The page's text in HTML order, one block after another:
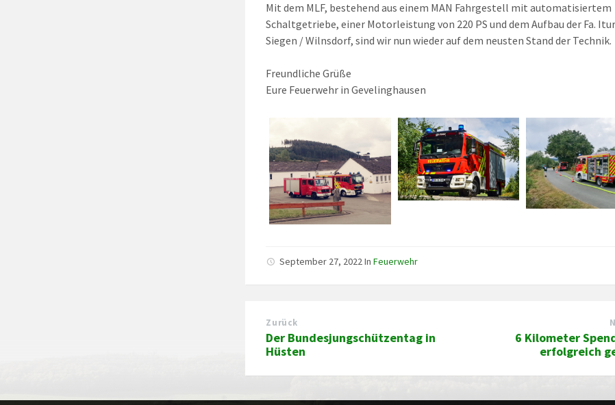
Mit dem MLF, bestehend aus einem MAN Fahrgestell mit automatisiertem
Schaltgetriebe, einer Motorleistung von 220 PS und dem Aufbau der Fa.
Siegen / Wilnsdorf, sind wir nun wieder auf dem neusten Stand der Technik.
Freundliche Grüße
Eure Feuerwehr in Gevelinghausen
September 27, 2022InFeuerwehr
Zurück
Der Bundesjungschützentag in
Hüsten
6 Kilometer
erfolgreich